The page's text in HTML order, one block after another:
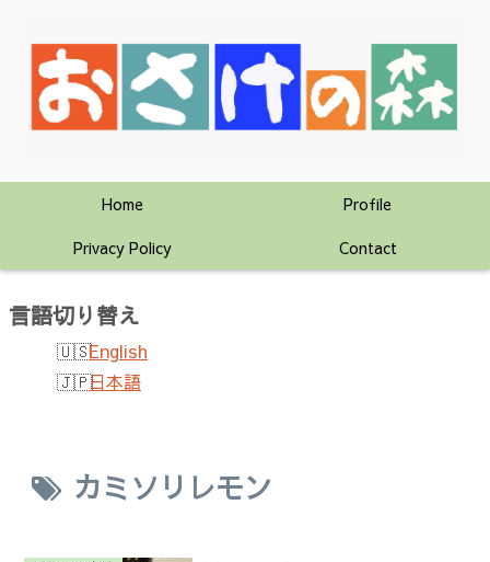
Home
Profile
Privacy Policy
Contact
言語切り替え
English
日本語
カミソリレモン